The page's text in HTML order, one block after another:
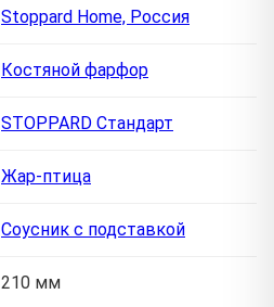
Stoppard Home, Россия
Костяной фарфор
STOPPARD Стандарт
Жар-птица
Соусник с подставкой
210 мм